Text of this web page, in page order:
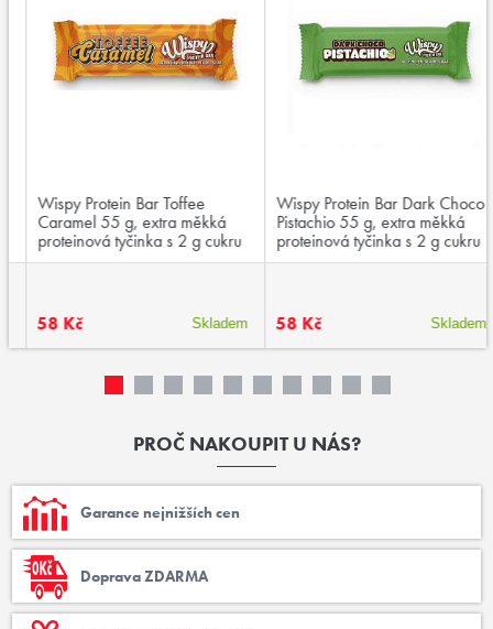
Wispy Protein Bar Toffee
Caramel 55 g, extra měkká
proteinová tyčinka s 2 g cukru
58 Kč Skladem
Wispy Protein Bar Dark Choco
Pistachio 55 g, extra měkká
proteinová tyčinka s 2 g cukru
58 Kč Skladem
PROČ NAKOUPIT U NÁS?
Garance nejnižších cen
Doprava ZDARMA